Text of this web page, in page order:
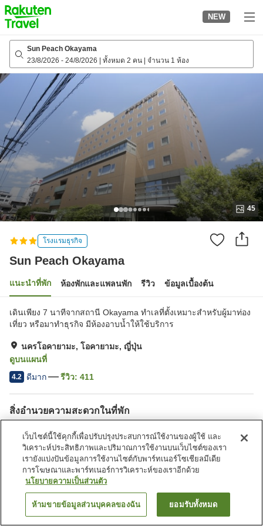
to
top
page
NEW
Sun Peach Okayama
23/8/2026 - 24/8/2026 ทั้งหมด 2 คน จำนวน 1 ห้อง
45
โรงแรมธุรกิจ
Sun Peach Okayama
แนะนำที่พัก ห้องพักและแพลนพัก รีวิว ข้อมูลเบื้องต้น
เดินเพียง 7 นาทีจากสถานี Okayama ทำเลที่ตั้งเหมาะสำหรับผู้มาท่อง
เที่ยว หรือมาทำธุรกิจ มีห้องอาบน้ำให้ใช้บริการ
นครโอคายามะ, โอคายามะ, ญี่ปุ่น
ดูบนแผนที่
4.2 ดีมาก รีวิว: 411
สิ่งอำนวยความสะดวกในที่พัก
ร้านอาหาร
ตู้จำหน่ายอัตโนมัติ
หน้าแรก ญี่ปุ่น โอคายามะ
นครโอคายามะ
Sun Peach Okayama
ค้นหาห้องพัก
เว็บไซต์นี้ใช้คุกกี้เพื่อปรับปรุงประสบการณ์ใช้งานของผู้ใช้ และ
วิเคราะห์ประสิทธิภาพและปริมาณการใช้งานบนเว็บไซต์ของเรา
เรายังแบ่งปันข้อมูลการใช้งานไซต์กับพาร์ทเนอร์โซเชียลมีเดีย
การโฆษณาและพาร์ทเนอร์การวิเคราะห์ของเราอีกด้วย
นโยบายความเป็นส่วนตัว
ห้ามขายข้อมูลส่วนบุคคลของฉัน ยอมรับทั้งหมด